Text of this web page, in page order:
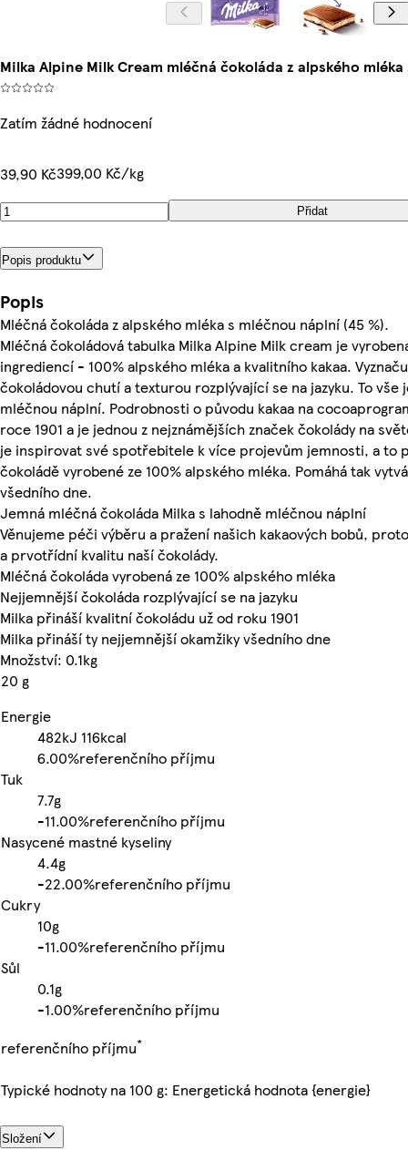
Milka Alpine Milk Cream mléčná čokoláda z alpského
Zatím žádné hodnocení
39,90 Kč399,00 Kč/kg
Přidat
Popis produktu
Popis
Mléčná čokoláda z alpského mléka s mléčnou náplní (45 %).
Mléčná čokoládová tabulka Milka Alpine Milk cream je
ingrediencí - 100% alpského mléka a kvalitního kakaa.
čokoládovou chutí a texturou rozplývající se na jazyku. To vše
mléčnou náplní. Podrobnosti o původu kakaa na
roce 1901 a je jednou z nejznámějších značek čokolády na
je inspirovat své spotřebitele k více projevům jemnosti, a to
čokoládě vyrobené ze 100% alpského mléka. Pomáhá tak
všedního dne.
Jemná mléčná čokoláda Milka s lahodně mléčnou náplní
Věnujeme péči výběru a pražení našich kakaových bobů,
a prvotřídní kvalitu naší čokolády.
Mléčná čokoláda vyrobená ze 100% alpského mléka
Nejjemnější čokoláda rozplývající se na jazyku
Milka přináší kvalitní čokoládu už od roku 1901
Milka přináší ty nejjemnější okamžiky všedního dne
Množství: 0.1kg
20 g
Energie
482kJ 116kcal
6.00%referenčního příjmu
Tuk
7.7g
-11.00%referenčního příjmu
Nasycené mastné kyseliny
4.4g
-22.00%referenčního příjmu
Cukry
10g
-11.00%referenčního příjmu
Sůl
0.1g
-1.00%referenčního příjmu
referenčního příjmu*
Typické hodnoty na 100 g: Energetická hodnota {energie}
Složení